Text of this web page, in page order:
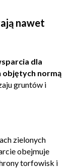
nawet
dla
objętych normą
gruntów i
zielonych
obejmuje
torfowisk i